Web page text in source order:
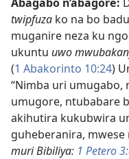
twipfuza ko na bo
muganire neza ku
ukuntu uwo
(1 Abakorinto 10:24)
“Nimba uri umugabo,
umugore, ntubabare
akihutira kukubwira
guheberanira,
muri Bibiliya: 1 Petero